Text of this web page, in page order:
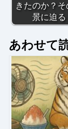
きたのか？
景に迫る
あわせて